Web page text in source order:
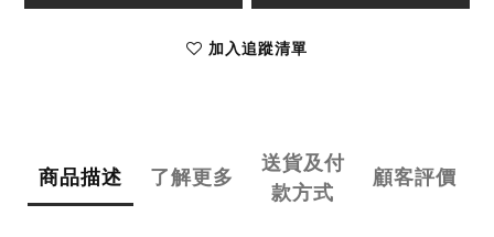
加入追蹤清單
商品描述 了解更多
送貨及付
款方式
顧客評價